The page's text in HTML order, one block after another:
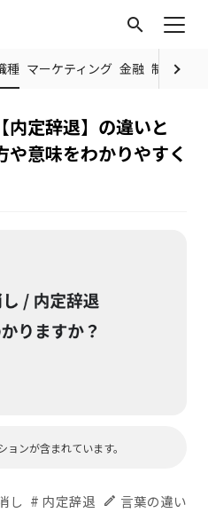
search
種 マーケティング 金融 制度・規
内定辞退】の違いと
意味をわかりやすく
ンが含まれています。
し # 内定辞退 edit 言葉の違い